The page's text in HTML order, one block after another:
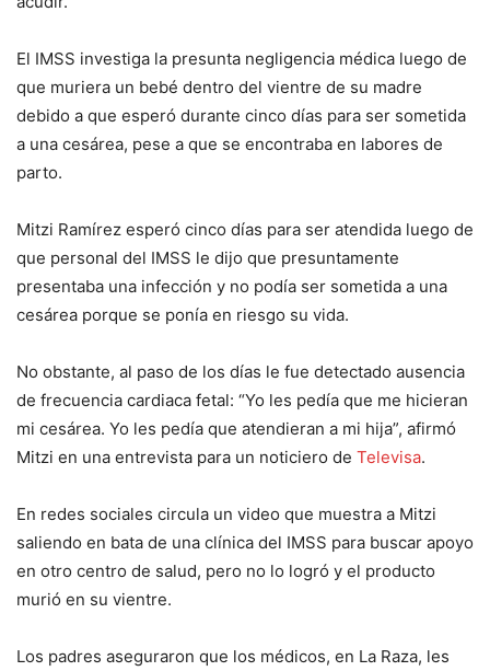
El IMSS investiga la presunta negligencia médica luego de
que muriera un bebé dentro del vientre de su madre
debido a que esperó durante cinco días para ser sometida
a una cesárea, pese a que se encontraba en labores de
parto.
Mitzi Ramírez esperó cinco días para ser atendida luego de
que personal del IMSS le dijo que presuntamente
presentaba una infección y no podía ser sometida a una
cesárea porque se ponía en riesgo su vida.
No obstante, al paso de los días le fue detectado ausencia
de frecuencia cardiaca fetal: “Yo les pedía que me hicieran
mi cesárea. Yo les pedía que atendieran a mi hija”, afirmó
Mitzi en una entrevista para un noticiero de Televisa.
En redes sociales circula un video que muestra a Mitzi
saliendo en bata de una clínica del IMSS para buscar apoyo
en otro centro de salud, pero no lo logró y el producto
murió en su vientre.
Los padres aseguraron que los médicos, en La Raza, les